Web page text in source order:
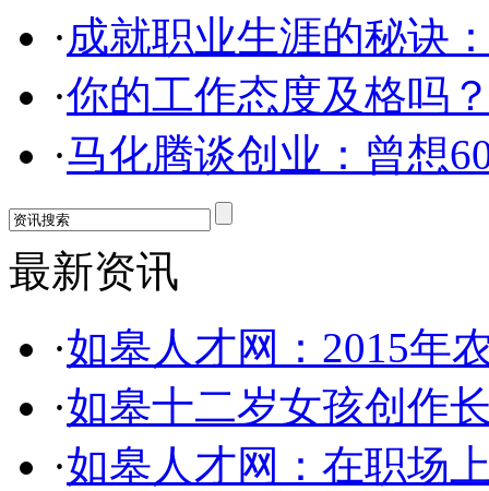
·成就职业生涯的秘诀
·你的工作态度及格吗
·马化腾谈创业：曾想
最新资讯
·如皋人才网：2015年
·如皋十二岁女孩创作
·如皋人才网：在职场